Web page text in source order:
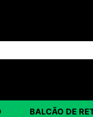
BALCÃO DE